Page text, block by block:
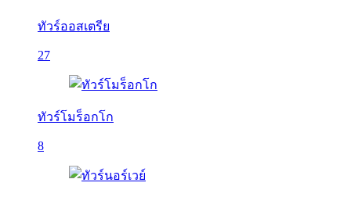
ทัวร์ออสเตรีย
27
ทัวร์โมร็อกโก
8